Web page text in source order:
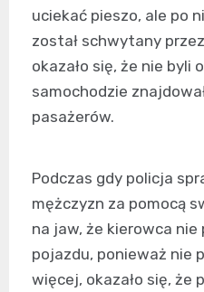
uciekać pieszo, ale po
został schwytany
okazało się, że nie byli
samochodzie
pasażerów.
Podczas gdy policja
mężczyzn za pomocą
na jaw, że kierowca nie
pojazdu, ponieważ nie
więcej, okazało się, że